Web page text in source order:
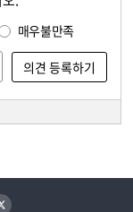
매우불만족
트위터